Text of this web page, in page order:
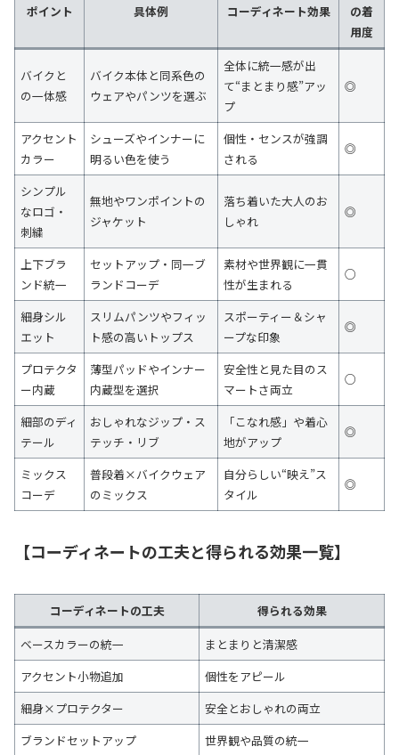
ポイント 具体例 コーディネート効果
の着
用度
バイクと
の一体感
バイク本体と同系色の
ウェアやパンツを選ぶ
全体に統一感が出
て“まとまり感”アッ
プ
◎
アクセント
カラー
シューズやインナーに
明るい色を使う
個性・センスが強調
される
◎
シンプル
なロゴ・
刺繍
無地やワンポイントの
ジャケット
落ち着いた大人のお
しゃれ
◎
上下ブラ
ンド統一
セットアップ・同一ブ
ランドコーデ
素材や世界観に一貫
性が生まれる
○
細身シル
エット
スリムパンツやフィッ
ト感の高いトップス
スポーティー＆シャ
ープな印象
◎
プロテクタ
ー内蔵
薄型パッドやインナー
内蔵型を選択
安全性と見た目のス
マートさ両立
○
細部のディ
テール
おしゃれなジップ・ス
テッチ・リブ
「こなれ感」や着心
地がアップ
◎
ミックス
コーデ
普段着×バイクウェア
のミックス
自分らしい“映え”ス
タイル
◎
【コーディネートの工夫と得られる効果一覧】
コーディネートの工夫
得られる効果
ベースカラーの統一
まとまりと清潔感
アクセント小物追加
個性をアピール
細身×プロテクター
安全とおしゃれの両立
ブランドセットアップ
世界観や品質の統一